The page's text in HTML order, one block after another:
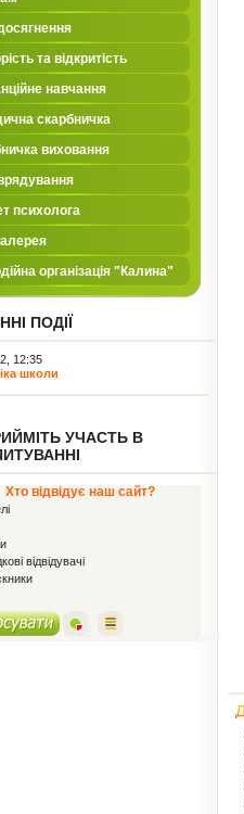
та відкритість
навчання
скарбничка
виховання
психолога
організація "Калина"
ПОДІЇ
12:35
школи
УЧАСТЬ В
Хто відвідує наш сайт?
відвідувачі